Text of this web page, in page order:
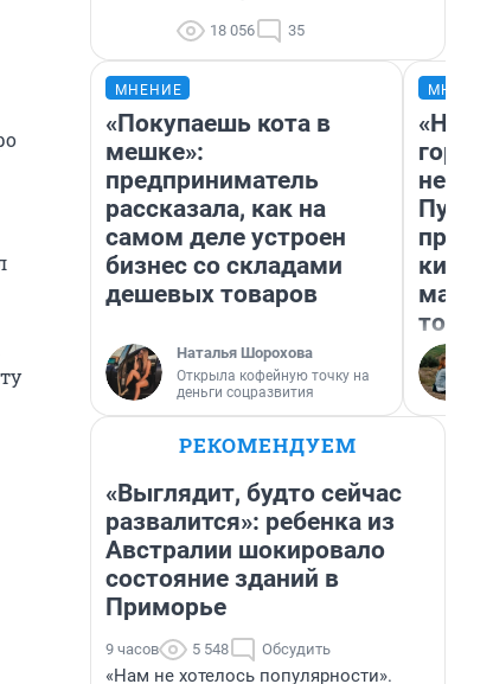
18 056 35
МНЕНИЕ
«Покупаешь кота в
мешке»:
предприниматель
рассказала, как на
самом деле устроен
бизнес со складами
дешевых товаров
Наталья Шорохова
Открыла кофейную точку на
деньги соцразвития
«Нет
того
РЕКОМЕНДУЕМ
«Выглядит, будто сейчас
развалится»: ребенка из
Австралии шокировало
состояние зданий в
Приморье
9 часов 5 548 Обсудить
«Нам не хотелось популярности».